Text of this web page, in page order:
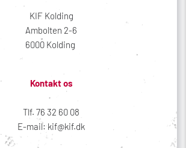
KIF Kolding
Ambolten 2-6
6000 Kolding
Kontakt os
Tlf. 76 32 60 08
E-mail: kif@kif.dk